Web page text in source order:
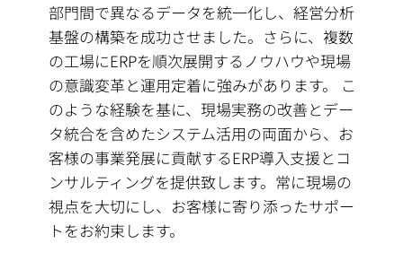
部門間で異なるデータを統一化し、経営分析
基盤の構築を成功させました。さらに、複数
の工場にERPを順次展開するノウハウや現場
の意識変革と運用定着に強みがあります。 こ
のような経験を基に、現場実務の改善とデー
タ統合を含めたシステム活用の両面から、お
客様の事業発展に貢献するERP導入支援とコ
ンサルティングを提供致します。常に現場の
視点を大切にし、お客様に寄り添ったサポー
トをお約束します。